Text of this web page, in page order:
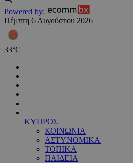
Powered by:
Πέμπτη 6 Αυγούστου 2026
33°C
ΚΥΠΡΟΣ
ΚΟΙΝΩΝΙΑ
ΑΣΤΥΝΟΜΙΚΑ
ΤΟΠΙΚΑ
ΠΑΙΔΕΙΑ